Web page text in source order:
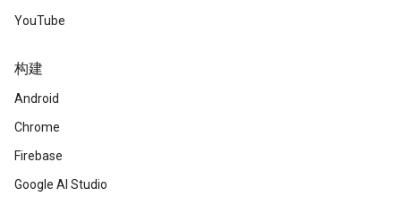
YouTube
构建
Android
Chrome
Firebase
Google AI Studio